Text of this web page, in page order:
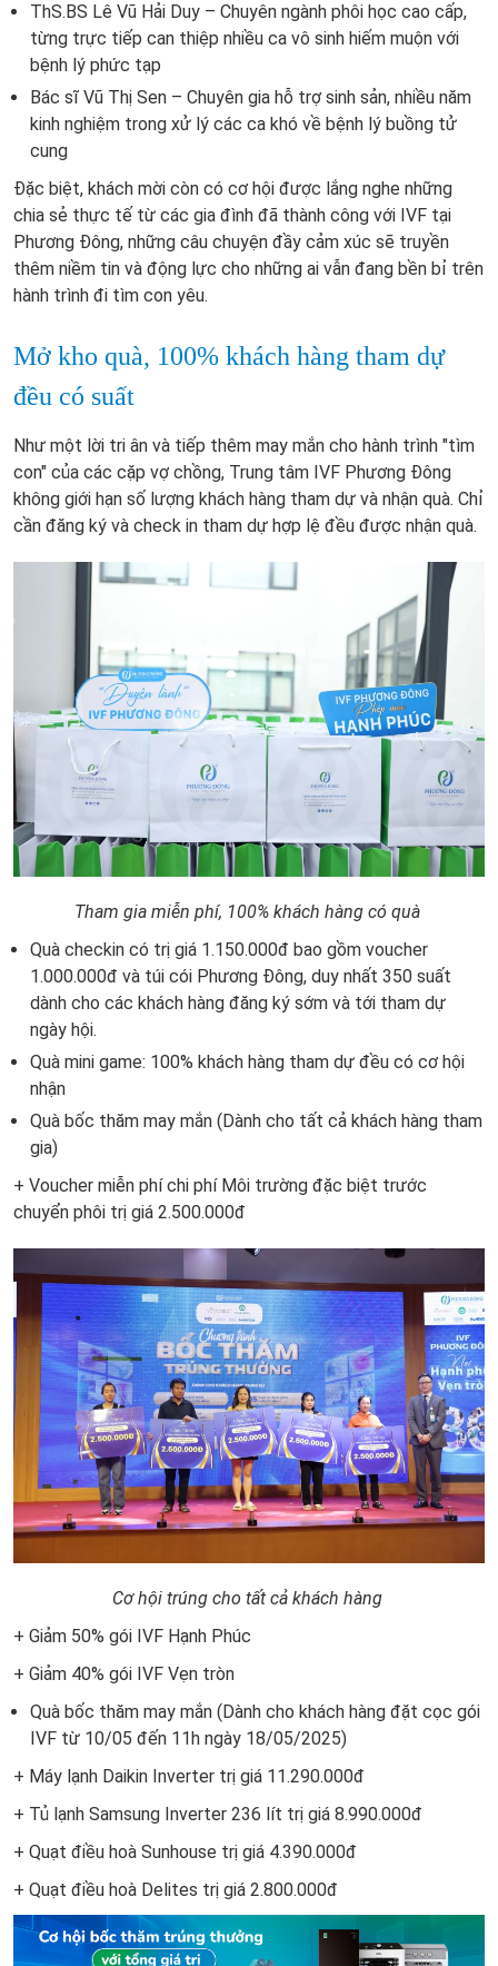
ThS.BS Lê Vũ Hải Duy – Chuyên ngành phôi học cao cấp,
từng trực tiếp can thiệp nhiều ca vô sinh hiếm muộn với
bệnh lý phức tạp
Bác sĩ Vũ Thị Sen – Chuyên gia hỗ trợ sinh sản, nhiều năm
kinh nghiệm trong xử lý các ca khó về bệnh lý buồng tử
cung
Đặc biệt, khách mời còn có cơ hội được lắng nghe những
chia sẻ thực tế từ các gia đình đã thành công với IVF tại
Phương Đông, những câu chuyện đầy cảm xúc sẽ truyền
thêm niềm tin và động lực cho những ai vẫn đang bền bỉ trên
hành trình đi tìm con yêu.
Mở kho quà, 100% khách hàng tham dự
đều có suất
Như một lời tri ân và tiếp thêm may mắn cho hành trình "tìm
con" của các cặp vợ chồng, Trung tâm IVF Phương Đông
không giới hạn số lượng khách hàng tham dự và nhận quà. Chỉ
cần đăng ký và check in tham dự hợp lệ đều được nhận quà.
Tham gia miễn phí, 100% khách hàng có quà
Quà checkin có trị giá 1.150.000đ bao gồm voucher
1.000.000đ và túi cói Phương Đông, duy nhất 350 suất
dành cho các khách hàng đăng ký sớm và tới tham dự
ngày hội.
Quà mini game: 100% khách hàng tham dự đều có cơ hội
nhận
Quà bốc thăm may mắn (Dành cho tất cả khách hàng tham
gia)
+ Voucher miễn phí chi phí Môi trường đặc biệt trước
chuyển phôi trị giá 2.500.000đ
Cơ hội trúng cho tất cả khách hàng
+ Giảm 50% gói IVF Hạnh Phúc
+ Giảm 40% gói IVF Vẹn tròn
Quà bốc thăm may mắn (Dành cho khách hàng đặt cọc gói
IVF từ 10/05 đến 11h ngày 18/05/2025)
+ Máy lạnh Daikin Inverter trị giá 11.290.000đ
+ Tủ lạnh Samsung Inverter 236 lít trị giá 8.990.000đ
+ Quạt điều hoà Sunhouse trị giá 4.390.000đ
+ Quạt điều hoà Delites trị giá 2.800.000đ